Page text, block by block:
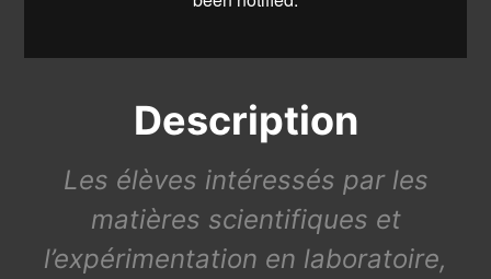
Description
Les élèves intéressés par les
matières scientifiques et
l’expérimentation en laboratoire,